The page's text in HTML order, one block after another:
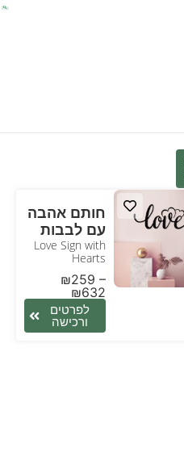
חותם אהבה
עם לבבות
Love Sign with
Hearts
₪259 –
₪632
לפרטים
ורכישה